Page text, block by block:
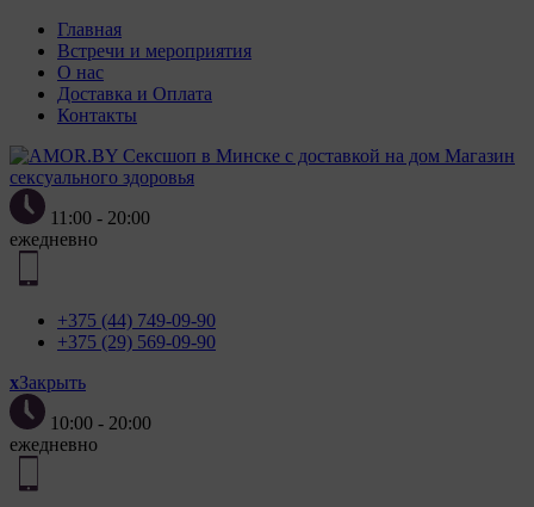
Главная
Встречи и мероприятия
О нас
Доставка и Оплата
Контакты
Магазин
сексуального здоровья
11:00 - 20:00
ежедневно
+375 (44) 749-09-90
+375 (29) 569-09-90
xЗакрыть
10:00 - 20:00
ежедневно